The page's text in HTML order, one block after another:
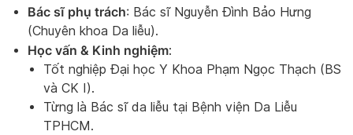
Bác sĩ phụ trách: Bác sĩ Nguyễn Đình Bảo Hưng
(Chuyên khoa Da liễu).
Học vấn & Kinh nghiệm:
Tốt nghiệp Đại học Y Khoa Phạm Ngọc Thạch (BS
và CK I).
Từng là Bác sĩ da liễu tại Bệnh viện Da Liễu
TPHCM.